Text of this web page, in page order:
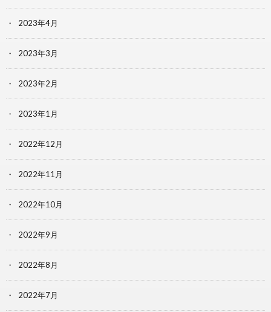
2023年4月
2023年3月
2023年2月
2023年1月
2022年12月
2022年11月
2022年10月
2022年9月
2022年8月
2022年7月